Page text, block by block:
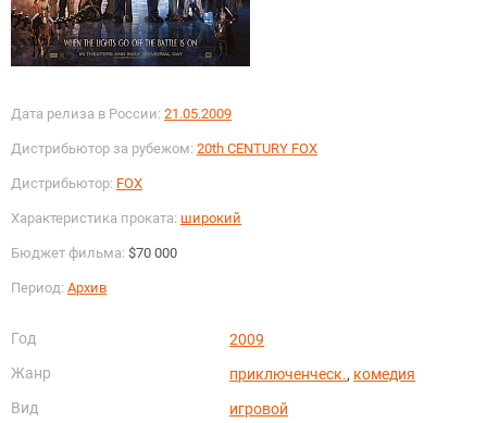
Дата релиза в России: 21.05.2009
Дистрибьютор за рубежом: 20th CENTURY FOX
Дистрибьютор: FOX
Характеристика проката: широкий
Бюджет фильма: $70 000
Период: Архив
Год
2009
Жанр
приключенческ., комедия
Вид
игровой